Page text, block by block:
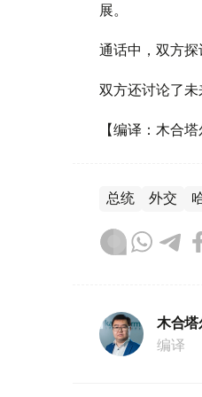
展。
通话中，双方
双方还讨论了未
【编译：木合塔
总统 外交
木合塔
编译